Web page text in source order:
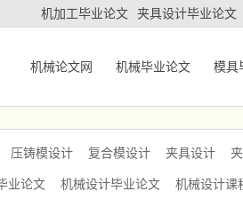
机加工毕业论文 夹具设计毕业论文
机械论文网 机械毕业论文 模具
压铸模设计 复合模设计 夹具设计
业论文 机械设计毕业论文 机械设计课